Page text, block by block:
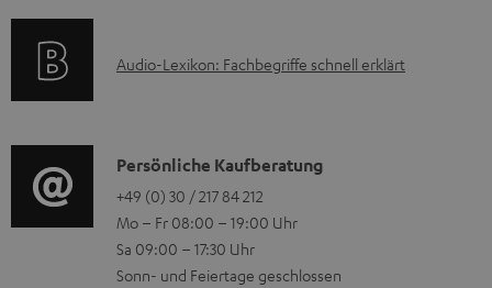
r
d
e
n
n
m
V
e
r
i
e
n
z
u
t
g
e
r
ä
A
i
o
-
L
Audio-Lexikon: Fachbegriffe schnell erklärt
K
o
n
t
Persönliche Kaufberatung
+49 (0) 30 / 217 84 212
Mo – Fr 08:00 – 19:00 Uhr
Sa 09:00 – 17:30 Uhr
Sonn- und Feiertage geschlossen